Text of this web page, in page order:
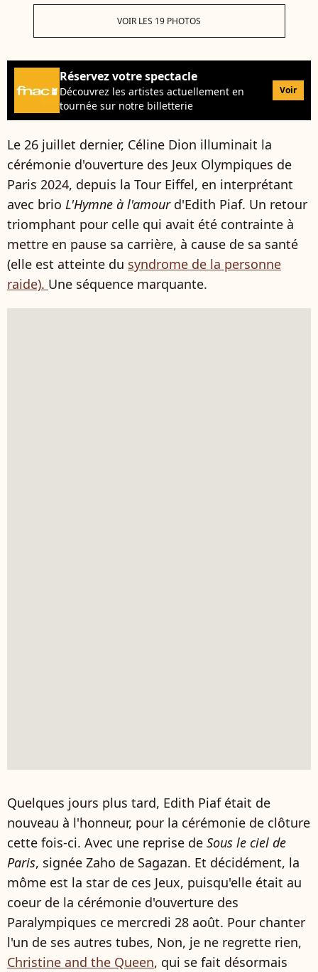
VOIR LES 19 PHOTOS
Réservez votre spectacle
Découvrez les artistes actuellement en
tournée sur notre billetterie
Voir
Le 26 juillet dernier, Céline Dion illuminait la
cérémonie d'ouverture des Jeux Olympiques de
Paris 2024, depuis la Tour Eiffel, en interprétant
avec brio L'Hymne à l'amourd'Edith Piaf. Un retour
triomphant pour celle qui avait été contrainte à
mettre en pause sa carrière, à cause de sa santé
(elle est atteinte du syndrome de la personne
raide). Une séquence marquante.
Quelques jours plus tard, Edith Piaf était de
nouveau à l'honneur, pour la cérémonie de clôture
cette fois-ci. Avec une reprise de Sous le ciel de
Paris, signée Zaho de Sagazan. Et décidément, la
môme est la star de ces Jeux, puisqu'elle était au
coeur de la cérémonie d'ouverture des
Paralympiques ce mercredi 28 août. Pour chanter
l'un de ses autres tubes, Non, je ne regrette rien,
Christine and the Queen, qui se fait désormais